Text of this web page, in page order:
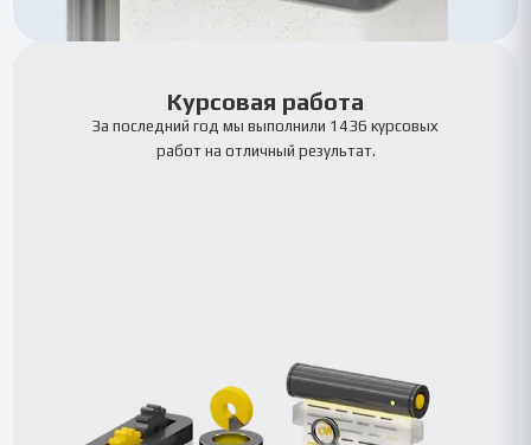
Курсовая работа
За последний год мы выполнили 1436 курсовых
работ на отличный результат.